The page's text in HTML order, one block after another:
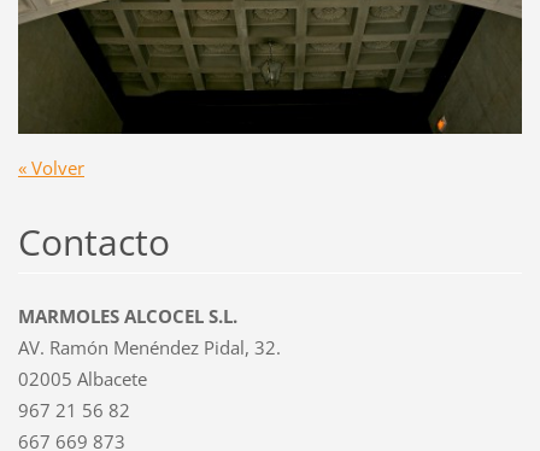
« Volver
Contacto
MARMOLES ALCOCEL S.L.
AV. Ramón Menéndez Pidal, 32.
02005 Albacete
967 21 56 82
667 669 873